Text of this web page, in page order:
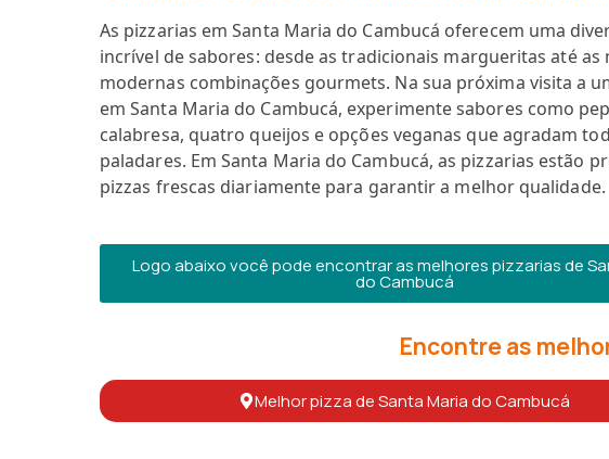
As pizzarias em Santa Maria do Cambucá oferecem uma
incrível de sabores: desde as tradicionais margueritas até as
modernas combinações gourmets. Na sua próxima visita a
em Santa Maria do Cambucá, experimente sabores como
calabresa, quatro queijos e opções veganas que agradam
paladares. Em Santa Maria do Cambucá, as pizzarias estão
pizzas frescas diariamente para garantir a melhor qualidade.
Logo abaixo você pode encontrar as melhores pizzarias de
do Cambucá
Encontre as
Melhor pizza de Santa Maria do Cambucá